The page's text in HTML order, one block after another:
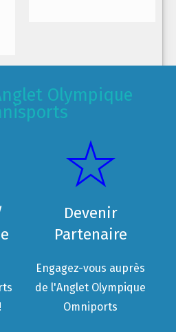
Olympique
Devenir
Partenaire
Engagez-vous auprès
de l'Anglet Olympique
Omniports